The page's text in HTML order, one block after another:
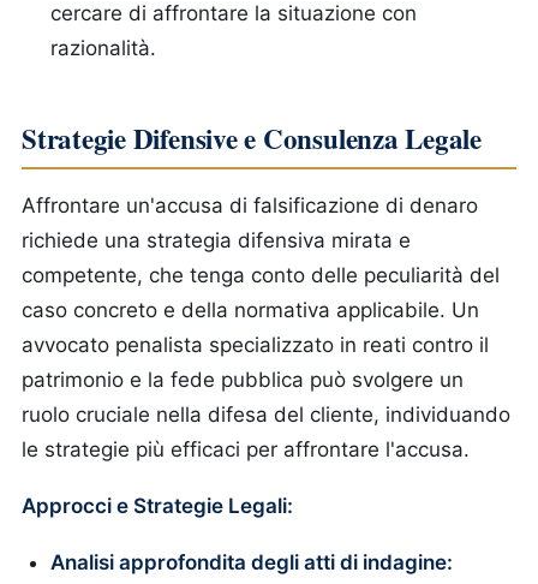
cercare di affrontare la situazione con
razionalità.
Strategie Difensive e Consulenza Legale
Affrontare un'accusa di falsificazione di denaro
richiede una strategia difensiva mirata e
competente, che tenga conto delle peculiarità del
caso concreto e della normativa applicabile. Un
avvocato penalista specializzato in reati contro il
patrimonio e la fede pubblica può svolgere un
ruolo cruciale nella difesa del cliente, individuando
le strategie più efficaci per affrontare l'accusa.
Approcci e Strategie Legali:
Analisi approfondita degli atti di indagine: